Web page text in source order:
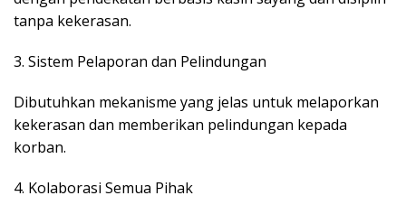
tanpa kekerasan.
3. Sistem Pelaporan dan Pelindungan
Dibutuhkan mekanisme yang jelas untuk melaporkan
kekerasan dan memberikan pelindungan kepada
korban.
4. Kolaborasi Semua Pihak